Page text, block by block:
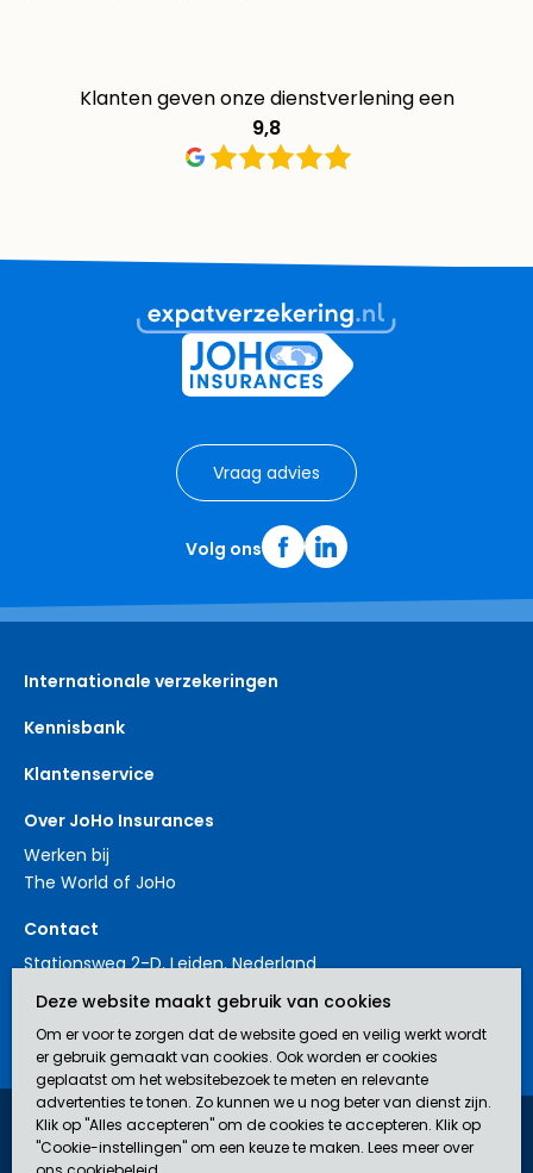
Klanten geven onze dienstverlening een
9,8
Vraag advies
Volg ons
Internationale verzekeringen
Kennisbank
Klantenservice
Over JoHo Insurances
Werken bij
The World of JoHo
Contact
Stationsweg 2-D, Leiden, Nederland
+31 88 3214561
contact@johoinsurances.org
JoHo Insurances is een door de AFM erkend bemiddelaar (nr.
12043929) in verzekeringen.
Deze website maakt gebruik van cookies
Om er voor te zorgen dat de website goed en veilig werkt wordt
er gebruik gemaakt van cookies. Ook worden er cookies
geplaatst om het websitebezoek te meten en relevante
advertenties te tonen. Zo kunnen we u nog beter van dienst zijn.
Klik op "Alles accepteren" om de cookies te accepteren. Klik op
"Cookie-instellingen" om een keuze te maken. Lees meer over